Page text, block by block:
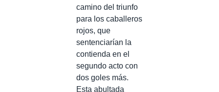
camino del triunfo
para los caballeros
rojos, que
sentenciarían la
contienda en el
segundo acto con
dos goles más.
Esta abultada